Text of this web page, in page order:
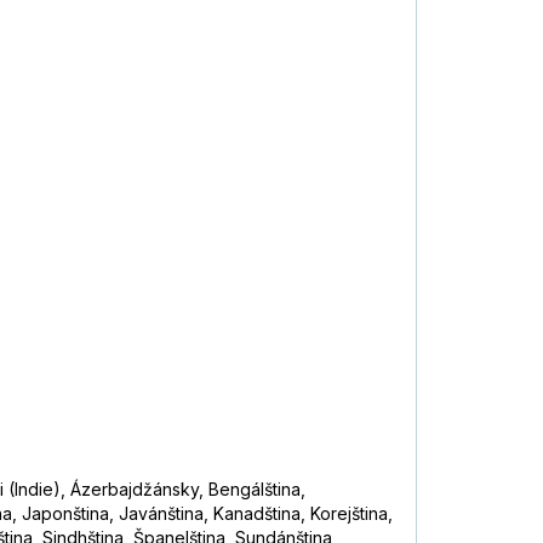
Ázerbajdžánsky, Bengálština,
Japonština, Javánština, Kanadština, Korejština,
Sindhština, Španelština, Sundánština,